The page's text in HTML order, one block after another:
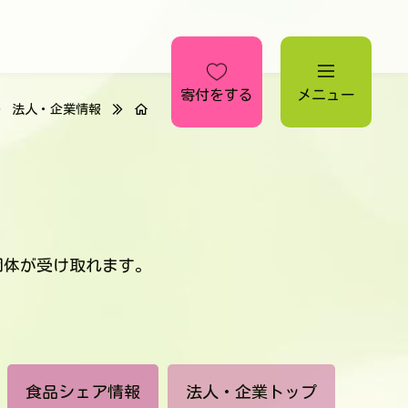
寄付をする メニュー
法人・企業情報
が受け取れます。
法人・企業トップ
食品シェア情報